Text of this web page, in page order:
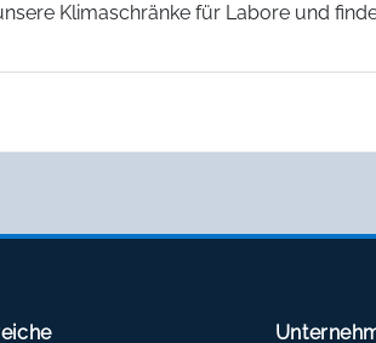
Klimaschränke für Labore und